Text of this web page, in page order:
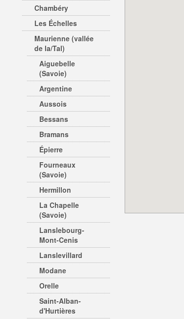
Chambéry
Les Échelles
Maurienne (vallée
de la/Tal)
Aiguebelle
(Savoie)
Argentine
Aussois
Bessans
Bramans
Épierre
Fourneaux
(Savoie)
Hermillon
La Chapelle
(Savoie)
Lanslebourg-
Mont-Cenis
Lanslevillard
Modane
Orelle
Saint-Alban-
d'Hurtières